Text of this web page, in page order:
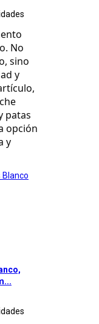
No
sino
y
patas
opción
y